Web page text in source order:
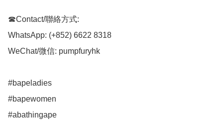
☎Contact/聯絡方式:
WhatsApp: (+852) 6622 8318
WeChat/微信: pumpfuryhk
#bapeladies
#bapewomen
#abathingape